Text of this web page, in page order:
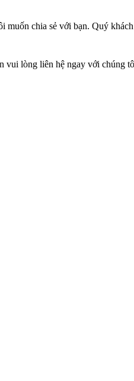
muốn chia sẻ với bạn. Quý
vui lòng liên hệ ngay với chúng